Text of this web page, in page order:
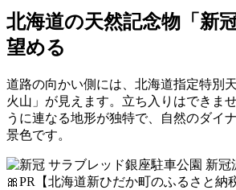
北海道の天然記念物「新
望める
道路の向かい側には、北海道指定特別
火山」が見えます。立ち入りはできま
うに連なる地形が独特で、自然のダイ
景色です。
🎀PR【北海道新ひだか町のふるさと納